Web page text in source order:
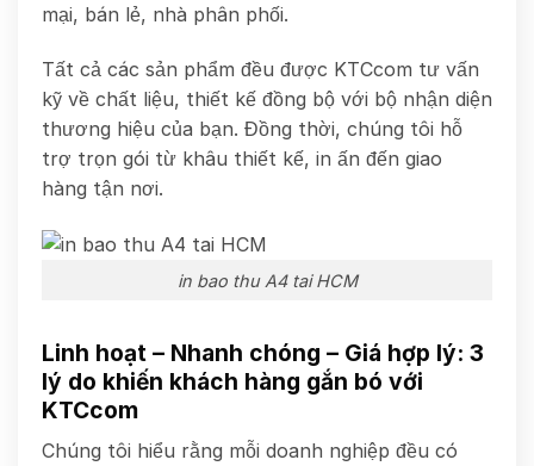
mại, bán lẻ, nhà phân phối.
Tất cả các sản phẩm đều được KTCcom tư vấn
kỹ về chất liệu, thiết kế đồng bộ với bộ nhận diện
thương hiệu của bạn. Đồng thời, chúng tôi hỗ
trợ trọn gói từ khâu thiết kế, in ấn đến giao
hàng tận nơi.
in bao thu A4 tai HCM
Linh hoạt – Nhanh chóng – Giá hợp lý: 3
lý do khiến khách hàng gắn bó với
KTCcom
Chúng tôi hiểu rằng mỗi doanh nghiệp đều có